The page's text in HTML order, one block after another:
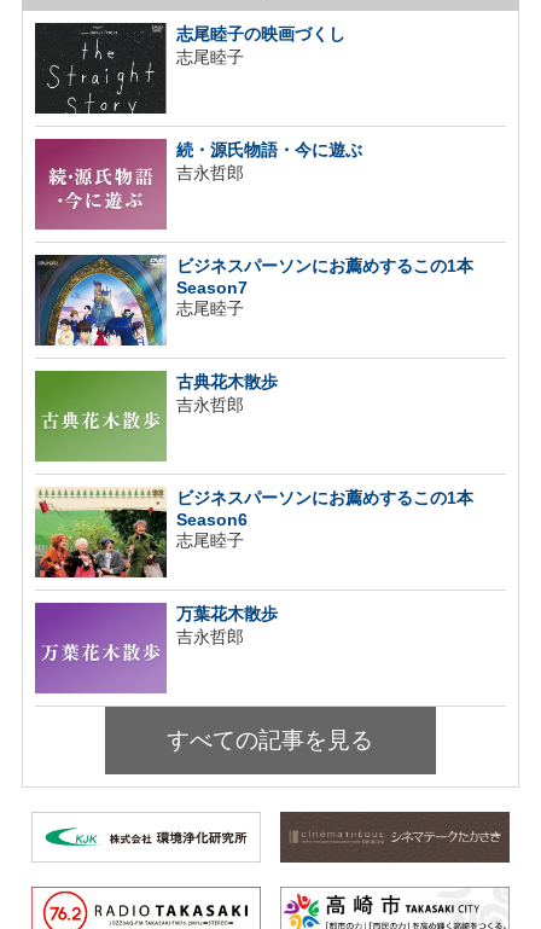
志尾睦子の映画づくし
志尾睦子
続・源氏物語・今に遊ぶ
吉永哲郎
ビジネスパーソンにお薦めするこの1本
Season7
志尾睦子
古典花木散歩
吉永哲郎
ビジネスパーソンにお薦めするこの1本
Season6
志尾睦子
万葉花木散歩
吉永哲郎
すべての記事を見る